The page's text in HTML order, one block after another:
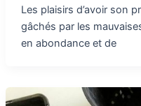
Les plaisirs d’avoir son
gâchés par les
en abondance et de